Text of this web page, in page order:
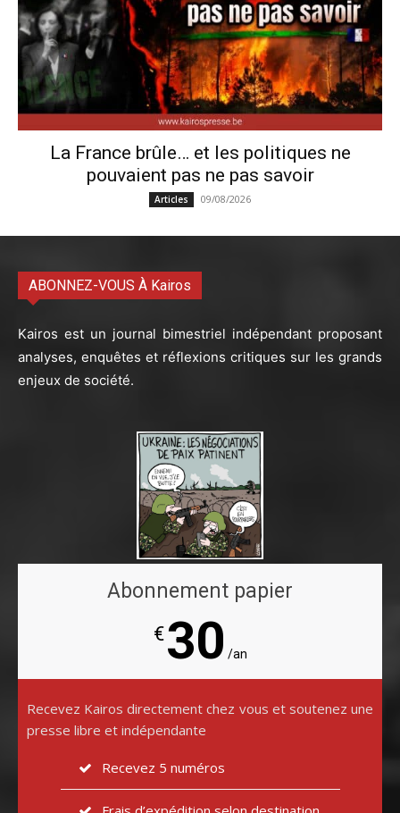
La France brûle… et les politiques ne
pouvaient pas ne pas savoir
Articles 09/08/2026
ABONNEZ-VOUS À Kairos
Kairos est un journal bimestriel indépendant proposant
analyses, enquêtes et réflexions critiques sur les grands
enjeux de société.
Abonnement papier
€30 /an
Recevez Kairos directement chez vous et soutenez une
presse libre et indépendante
Recevez 5 numéros